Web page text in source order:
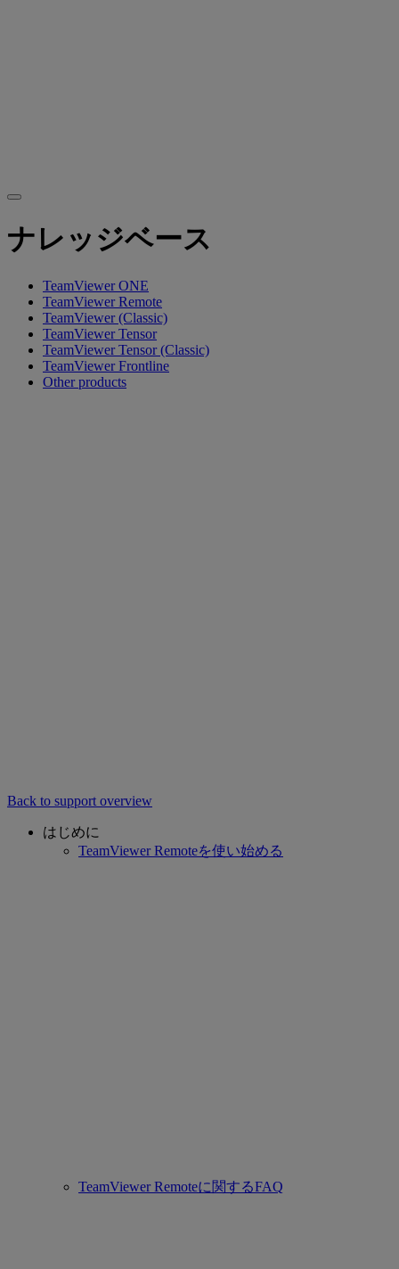
ナレッジベース
TeamViewer ONE
TeamViewer Remote
TeamViewer (Classic)
TeamViewer Tensor
TeamViewer Tensor (Classic)
TeamViewer Frontline
Other products
Back to support overview
はじめに
TeamViewer Remoteを使い始める
TeamViewer Remoteに関するFAQ